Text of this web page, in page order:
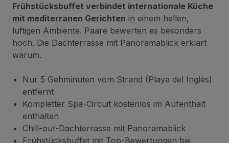
Frühstücksbuffet verbindet internationale Küche
mit mediterranen Gerichten in einem hellen,
luftigen Ambiente. Paare bewerten es besonders
hoch. Die Dachterrasse mit Panoramablick erklärt
warum.
Nur 5 Gehminuten vom Strand (Playa del Inglés)
entfernt
Kompletter Spa-Circuit kostenlos im Aufenthalt
enthalten
Chill-out-Dachterrasse mit Panoramablick
Frühstücksbuffet mit Top-Bewertungen bei